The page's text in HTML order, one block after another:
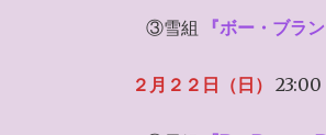
③雪組 『ボー・ブラ
２月２２日（日） 23:00